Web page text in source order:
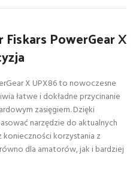
PowerGear X
X UPX86 to nowoczesne
łatwe i dokładne przycinanie
zasięgiem. Dzięki
narzędzie do aktualnych
korzystania z
dla amatorów, jak i bardziej